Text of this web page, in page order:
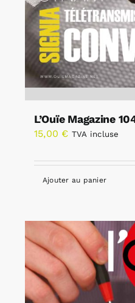
L’Ouïe Magazine
15,00 € TVA incluse
Ajouter au panier